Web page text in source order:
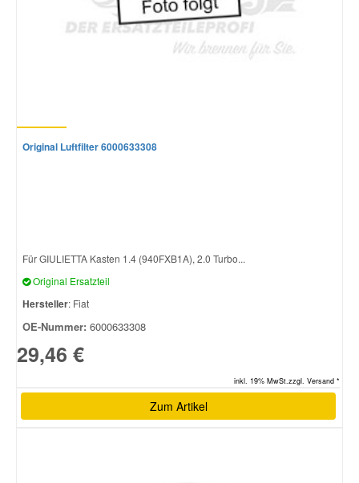
Original Luftfilter 6000633308
Für GIULIETTA Kasten 1.4 (940FXB1A), 2.0 Turbo...
Original Ersatzteil
Hersteller: Fiat
OE-Nummer: 6000633308
29,46 €
inkl. 19% MwSt.zzgl. Versand *
Zum Artikel